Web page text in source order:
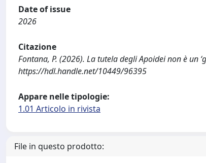
Date of issue
2026
Citazione
Fontana, P. (2026). La tutela degli Apoidei non è un
https://hdl.handle.net/10449/96395
Appare nelle tipologie:
1.01 Articolo in rivista
File in questo prodotto: